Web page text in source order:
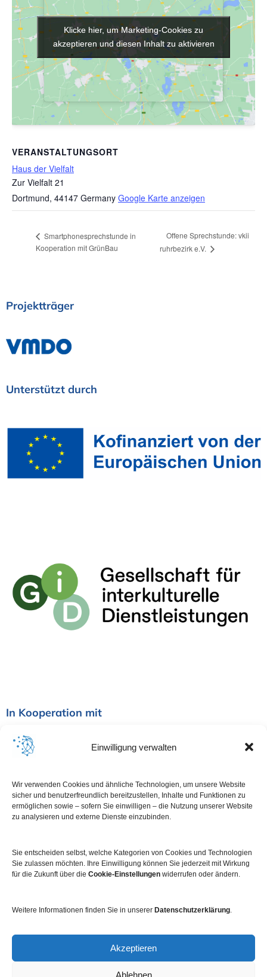
Einwilligung verwalten
Wir verwenden Cookies und ähnliche Technologien, um unsere Website
sicher und benutzerfreundlich bereitzustellen, Inhalte und Funktionen zu
ermöglichen sowie – sofern Sie einwilligen – die Nutzung unserer Website
zu analysieren und externe Dienste einzubinden.
Sie entscheiden selbst, welche Kategorien von Cookies und Technologien
Sie zulassen möchten. Ihre Einwilligung können Sie jederzeit mit Wirkung
für die Zukunft über die Cookie-Einstellungen widerrufen oder ändern.
Weitere Informationen finden Sie in unserer Datenschutzerklärung.
Akzeptieren
Ablehnen
VERANSTALTUNGSORT
Haus der Vielfalt
Zur Vielfalt 21
Dortmund, 44147 Germany Google Karte anzeigen
Klicke hier, um Marketing-Cookies zu
akzeptieren und diesen Inhalt zu aktivieren
Klicke hier, um Marketing-Cookies zu
akzeptieren und diesen Inhalt zu aktivieren
Smartphonesprechstunde in
Kooperation mit GrünBau
Offene Sprechstunde: vkii
ruhrbezirk e.V.
Projektträger
Unterstützt durch
In Kooperation mit